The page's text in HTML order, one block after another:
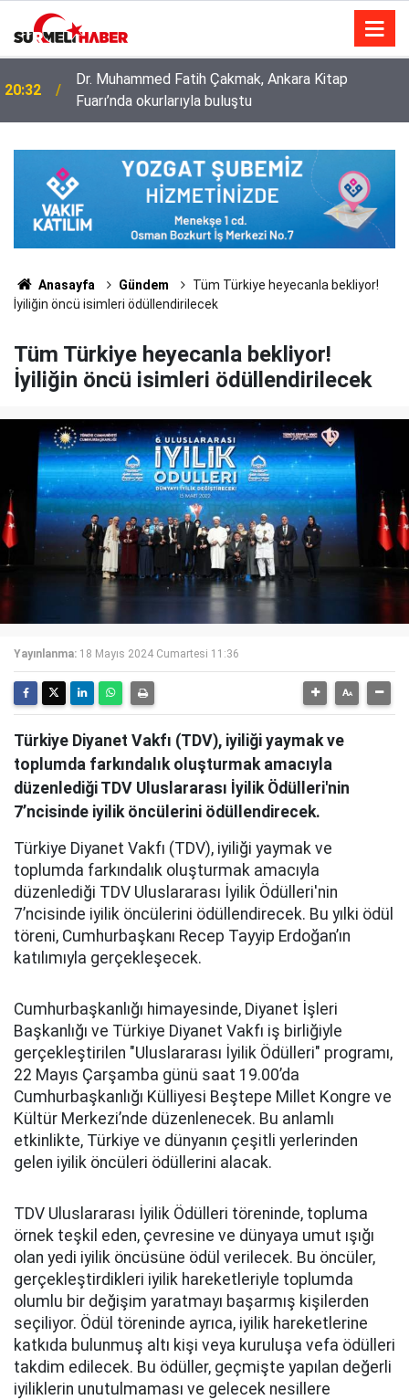
14:52
Diyanet İşleri Başkanlığı ile Türkiye Diyanet Vakfı
milyonları sevindirdi
Anasayfa Gündem
Tüm Türkiye heyecanla bekliyor!
İyiliğin öncü isimleri ödüllendirilecek
Tüm Türkiye heyecanla bekliyor!
İyiliğin öncü isimleri ödüllendirilecek
Yayınlanma: 18 Mayıs 2024 Cumartesi 11:36
Türkiye Diyanet Vakfı (TDV), iyiliği yaymak ve
toplumda farkındalık oluşturmak amacıyla
düzenlediği TDV Uluslararası İyilik Ödülleri'nin
7’ncisinde iyilik öncülerini ödüllendirecek.
Türkiye Diyanet Vakfı (TDV), iyiliği yaymak ve
toplumda farkındalık oluşturmak amacıyla
düzenlediği TDV Uluslararası İyilik Ödülleri'nin
7’ncisinde iyilik öncülerini ödüllendirecek. Bu yılki ödül
töreni, Cumhurbaşkanı Recep Tayyip Erdoğan’ın
katılımıyla gerçekleşecek.
Cumhurbaşkanlığı himayesinde, Diyanet İşleri
Başkanlığı ve Türkiye Diyanet Vakfı iş birliğiyle
gerçekleştirilen "Uluslararası İyilik Ödülleri" programı,
22 Mayıs Çarşamba günü saat 19.00’da
Cumhurbaşkanlığı Külliyesi Beştepe Millet Kongre ve
Kültür Merkezi’nde düzenlenecek. Bu anlamlı
etkinlikte, Türkiye ve dünyanın çeşitli yerlerinden
gelen iyilik öncüleri ödüllerini alacak.
TDV Uluslararası İyilik Ödülleri töreninde, topluma
örnek teşkil eden, çevresine ve dünyaya umut ışığı
olan yedi iyilik öncüsüne ödül verilecek. Bu öncüler,
gerçekleştirdikleri iyilik hareketleriyle toplumda
olumlu bir değişim yaratmayı başarmış kişilerden
seçiliyor. Ödül töreninde ayrıca, iyilik hareketlerine
katkıda bulunmuş altı kişi veya kuruluşa vefa ödülleri
takdim edilecek. Bu ödüller, geçmişte yapılan değerli
iyiliklerin unutulmaması ve gelecek nesillere